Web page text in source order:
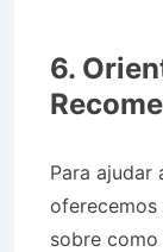
6.
Para ajudar
oferecemos
sobre